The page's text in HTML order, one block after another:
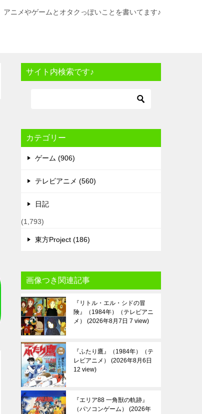
アニメやゲームとオタクっぽいことを書いてます♪
サイト内検索です♪
カテゴリー
ゲーム (906)
テレビアニメ (560)
日記
(1,793)
東方Project (186)
画像つき関連記事
『リトル・エル・シドの冒
険』（1984年）（テレビアニ
メ）
2026年8月7日 7 view
『ふたり鷹』（1984年）（テ
レビアニメ）
2026年8月6日
12 view
『エリア88 一角獣の軌跡』
（パソコンゲーム）
2026年